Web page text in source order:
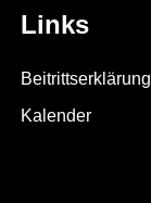
Links
Beitrittserklärung
Kalender